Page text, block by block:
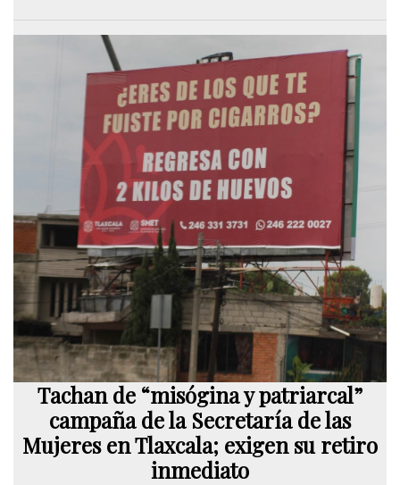
Tachan de “misógina y patriarcal”
campaña de la Secretaría de las
Mujeres en Tlaxcala; exigen su retiro
inmediato